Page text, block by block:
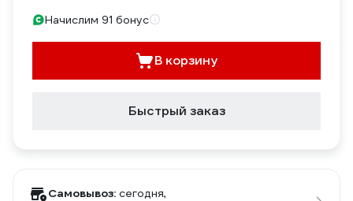
Начислим 91 бонус
В корзину
Быстрый заказ
Самовывоз: сегодня,